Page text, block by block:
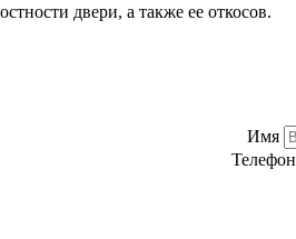
двери, а также ее откосов.
Имя
Телефон